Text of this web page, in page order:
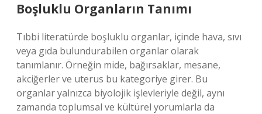
Boşluklu Organların Tanımı
Tıbbi literatürde boşluklu organlar, içinde hava, sıvı
veya gıda bulundurabilen organlar olarak
tanımlanır. Örneğin mide, bağırsaklar, mesane,
akciğerler ve uterus bu kategoriye girer. Bu
organlar yalnızca biyolojik işlevleriyle değil, aynı
zamanda toplumsal ve kültürel yorumlarla da